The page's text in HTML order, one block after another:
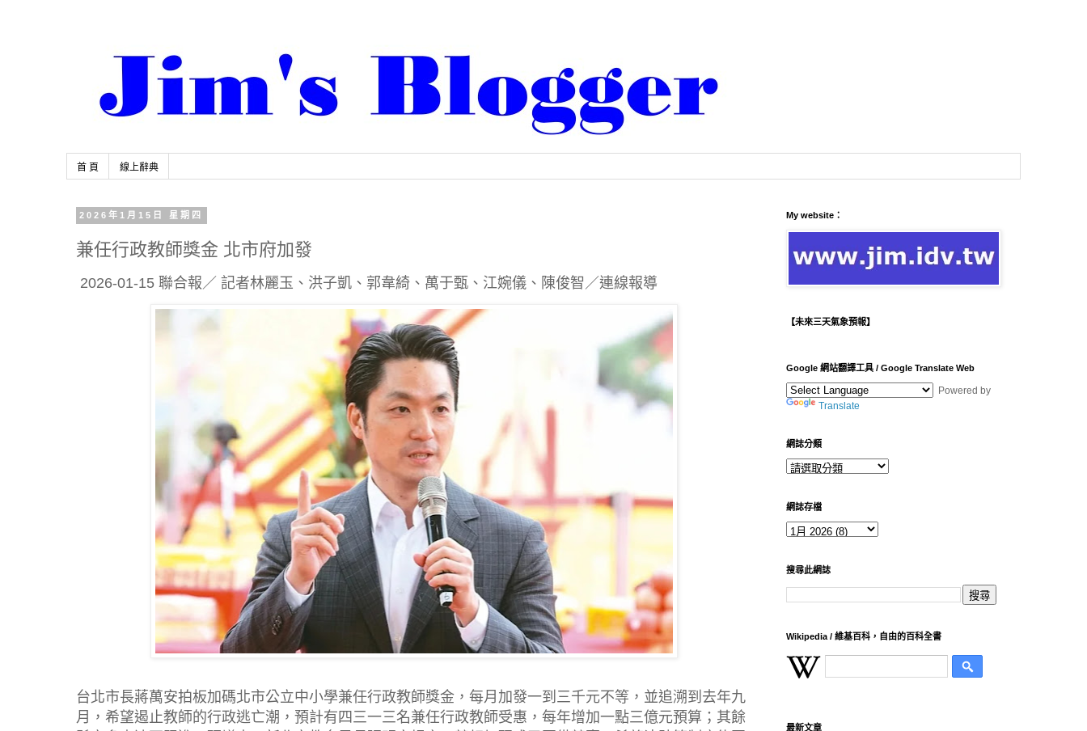
首 頁 線上辭典
2026年1月15日 星期四
兼任行政教師獎金 北市府加發
2026-01-15 聯合報／ 記者林麗玉、洪子凱、郭韋綺、萬于甄、江婉儀、陳俊智／連線報導
台北市長蔣萬安拍板加碼北市公立中小學兼任行政教師獎金，每月加發一到三千元不等，並追溯到去年九
月，希望遏止教師的行政逃亡潮，預計有四三一三名兼任行政教師受惠，每年增加一點三億元預算；其餘
My website：
【未來三天氣象預報】
Google 網站翻譯工具 / Google Translate Web
Powered by
Translate
網誌分類
網誌存檔
搜尋此網誌
Wikipedia / 維基百科，自由的百科全書
最新文章